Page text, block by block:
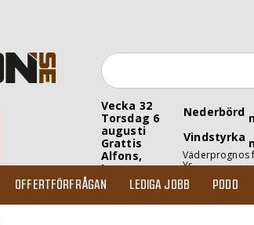
Vecka 32
Torsdag 6
augusti
Grattis
Alfons,
Inez
Nederbörd
Vindstyrka
Väderprognos
Yr
OFFERTFÖRFRÅGAN LEDIGA JOBB PODD